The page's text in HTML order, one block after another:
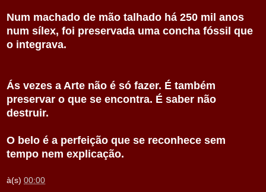
Num machado de mão talhado há 250 mil anos
num sílex, foi preservada uma concha fóssil que
o integrava.
Ás vezes a Arte não é só fazer. É também
preservar o que se encontra. É saber não
destruir.
O belo é a perfeição que se reconhece sem
tempo nem explicação.
à(s) 00:00